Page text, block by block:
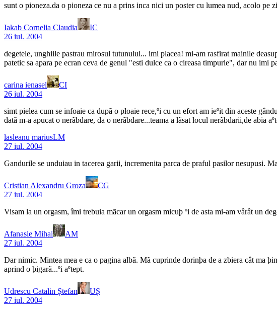
sunt o pioneza.da o pioneza ce nu a prins inca nici un poster cu lumea nud, acolo pe
Iakab Cornelia Claudia
IC
26 iul. 2004
degetele, unghiile pastrau mirosul tutunului... imi placea! mi-am rasfirat mainile
patetic sa apara pe ecran ceva de genul "esti dulce ca o cireasa timpurie", dar nu imi
carina ienasel
CI
26 iul. 2004
simt pielea cum se infoaie ca dupã o ploaie rece,ºi cu un efort am ieºit din aceste
datã m-a apucat o nerãbdare, da o nerãbdare...teama a lãsat locul nerãbdarii,de abia
lasleanu mariusLM
27 iul. 2004
Gandurile se unduiau in tacerea garii, incremenita parca de praful pasilor nesupusi.
Cristian Alexandru Groza
CG
27 iul. 2004
Visam la un orgasm, îmi trebuia mãcar un orgasm micuþ ºi de asta mi-am vârât un
Afanasie Mihai
AM
27 iul. 2004
Dar nimic. Mintea mea e ca o pagina albã. Mã cuprinde dorinþa de a zbiera cât ma
aprind o þigarã...ºi aºtept.
Udrescu Catalin Ștefan
UȘ
27 iul. 2004